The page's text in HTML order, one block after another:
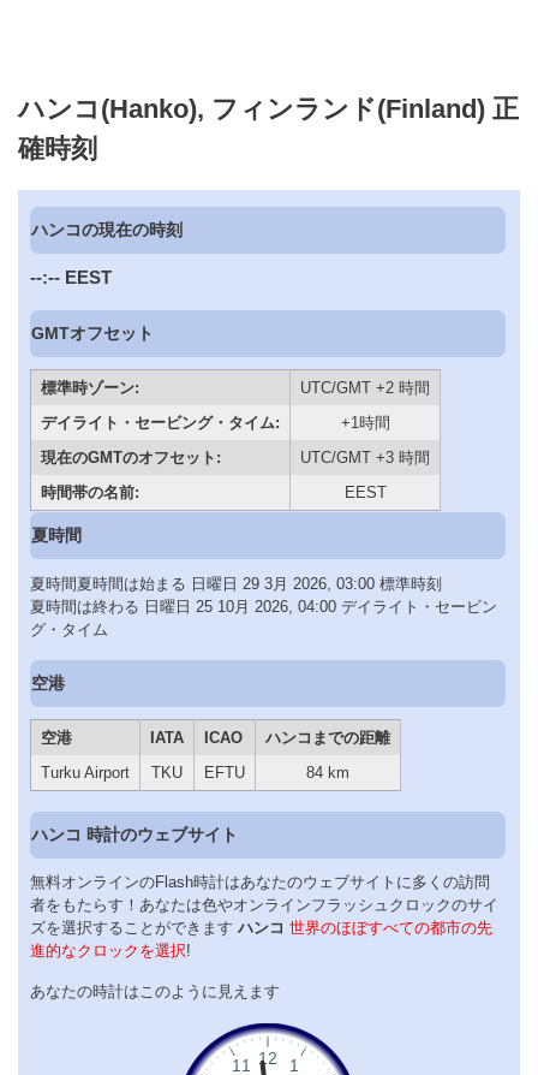
ハンコ(Hanko), フィンランド(Finland) 正
確時刻
ハンコの現在の時刻
--:-- EEST
GMTオフセット
標準時ゾーン:
UTC/GMT +2 時間
デイライト・セービング・タイム:
+1時間
現在のGMTのオフセット:
UTC/GMT +3 時間
時間帯の名前:
EEST
夏時間
夏時間夏時間は始まる 日曜日 29 3月 2026, 03:00 標準時刻
夏時間は終わる 日曜日 25 10月 2026, 04:00 デイライト・セービン
グ・タイム
空港
空港 IATA ICAO
ハンコまでの距離
Turku Airport
TKU EFTU 84 km
ハンコ 時計のウェブサイト
無料オンラインのFlash時計はあなたのウェブサイトに多くの訪問
者をもたらす！あなたは色やオンラインフラッシュクロックのサイ
ズを選択することができます ハンコ 世界のほぼすべての都市の先
進的なクロックを選択!
あなたの時計はこのように見えます